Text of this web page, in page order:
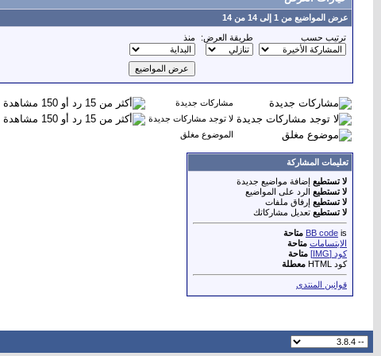
عرض المواضيع من 1 إلى 14 من 14
ترتيب حسب طريقة العرض: منذ
مشاركات جديدة
لا توجد مشاركات جديدة
الموضوع مغلق
تعليمات المشاركة
لا تستطيع إضافة مواضيع جديدة
لا تستطيع الرد على المواضيع
لا تستطيع إرفاق ملفات
لا تستطيع تعديل مشاركاتك
BB code is
متاحة
الابتسامات متاحة
كود [IMG]
متاحة
كود HTML
معطلة
قوانين المنتدى